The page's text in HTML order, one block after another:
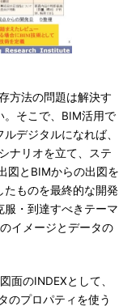
方法の問題は解決す
。そこで、BIM活用で
デジタルになれば、
ナリオを立て、ステ
図とBIMからの出図を
たものを最終的な開発
服・到達すべきテーマ
イメージとデータの
面のINDEXとして、
のプロパティを使う